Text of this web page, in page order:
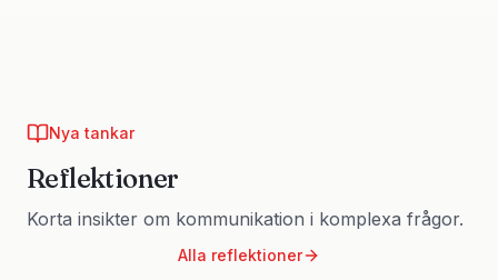
Nya tankar
Reflektioner
Korta insikter om kommunikation i komplexa frågor.
Alla reflektioner